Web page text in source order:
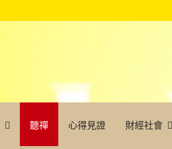
聽禪 心得見證 財經社會